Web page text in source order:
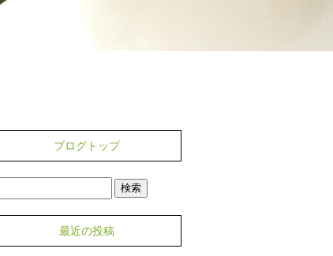
ブログトップ
最近の投稿